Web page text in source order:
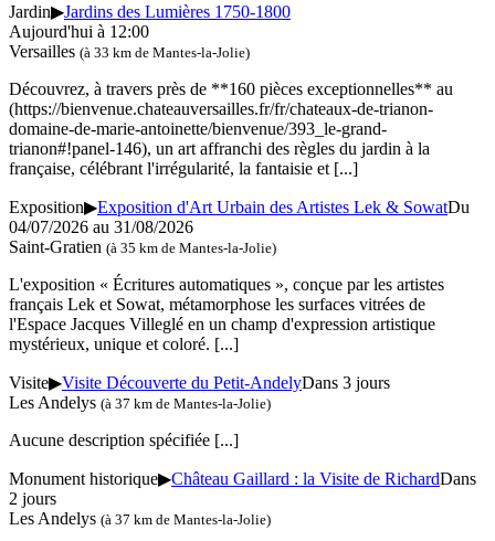
Jardin▶Jardins des Lumières 1750-1800
Aujourd'hui à 12:00
Versailles (à 33 km de Mantes-la-Jolie)
Découvrez, à travers près de **160 pièces exceptionnelles** au
(https://bienvenue.chateauversailles.fr/fr/chateaux-de-trianon-
domaine-de-marie-antoinette/bienvenue/393_le-grand-
trianon#!panel-146), un art affranchi des règles du jardin à la
française, célébrant l'irrégularité, la fantaisie et [...]
Exposition▶Exposition d'Art Urbain des Artistes Lek & SowatDu
04/07/2026 au 31/08/2026
Saint-Gratien (à 35 km de Mantes-la-Jolie)
L'exposition « Écritures automatiques », conçue par les artistes
français Lek et Sowat, métamorphose les surfaces vitrées de
l'Espace Jacques Villeglé en un champ d'expression artistique
mystérieux, unique et coloré. [...]
Visite▶Visite Découverte du Petit-AndelyDans 3 jours
Les Andelys (à 37 km de Mantes-la-Jolie)
Aucune description spécifiée [...]
Monument historique▶Château Gaillard : la Visite de RichardDans
2 jours
Les Andelys (à 37 km de Mantes-la-Jolie)